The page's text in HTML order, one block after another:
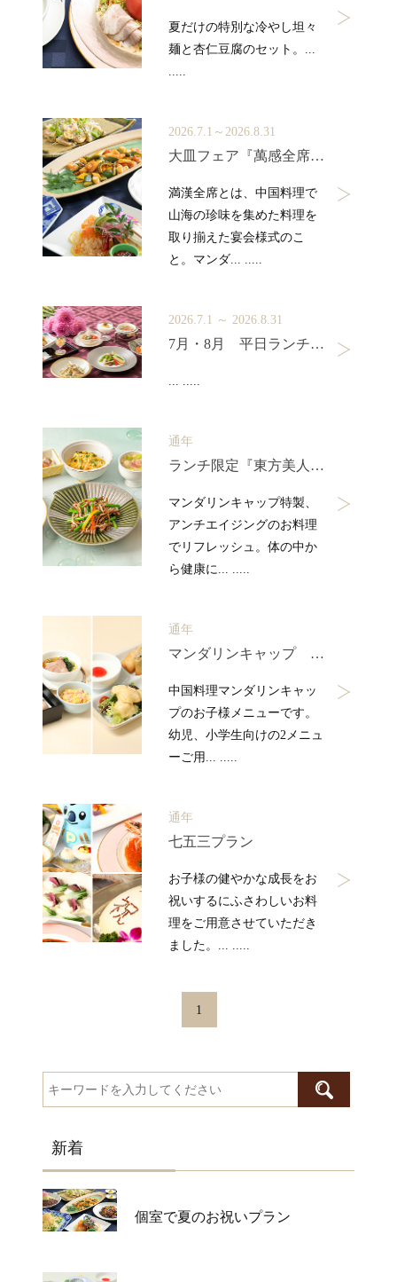
夏だけの特別な冷やし坦々
麺と杏仁豆腐のセット。...
.....
2026.7.1～2026.8.31
大皿フェア『萬感全席』 -まんかんぜんせき-
満漢全席とは、中国料理で
山海の珍味を集めた料理を
取り揃えた宴会様式のこ
と。マンダ... .....
2026.7.1 ～ 2026.8.31
7月・8月 平日ランチ限定コース『春夏秋冬』
... .....
通年
ランチ限定『東方美人ランチ』
マンダリンキャップ特製、
アンチエイジングのお料理
でリフレッシュ。体の中か
ら健康に... .....
通年
マンダリンキャップ お子様メニュー
中国料理マンダリンキャッ
プのお子様メニューです。
幼児、小学生向けの2メニュ
ーご用... .....
通年
七五三プラン
お子様の健やかな成長をお
祝いするにふさわしいお料
理をご用意させていただき
ました。... .....
1
新着
個室で夏のお祝いプラン